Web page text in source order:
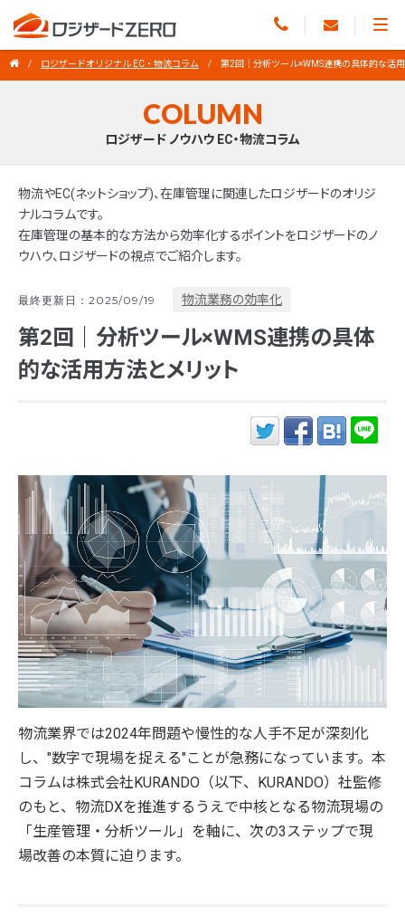
ロジザードオリジナル EC・物流コラム 第2回｜分析ツール×WMS連携の具体的な活
COLUMN
ロジザード ノウハウ EC・物流コラム
物流やEC(ネットショップ)、在庫管理に関連したロジザードのオリジ
ナルコラムです。
在庫管理の基本的な方法から効率化するポイントをロジザードのノ
ウハウ、ロジザードの視点でご紹介します。
最終更新日：2025/09/19 物流業務の効率化
第2回｜分析ツール×WMS連携の具体
的な活用方法とメリット
物流業界では2024年問題や慢性的な人手不足が深刻化
し、"数字で現場を捉える"ことが急務になっています。本
コラムは株式会社KURANDO（以下、KURANDO）社監修
のもと、物流DXを推進するうえで中核となる物流現場の
「生産管理・分析ツール」を軸に、次の3ステップで現
場改善の本質に迫ります。